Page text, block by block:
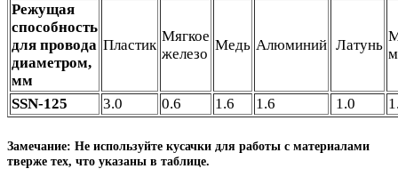
Режущая
способность
для провода
диаметром,
мм
Пластик
Мягкое
железо
Медь Алюминий Латунь
SSN-125 3.0 0.6 1.6 1.6 1.0
Замечание: Не используйте кусачки для работы с материалами
тверже тех, что указаны в таблице.